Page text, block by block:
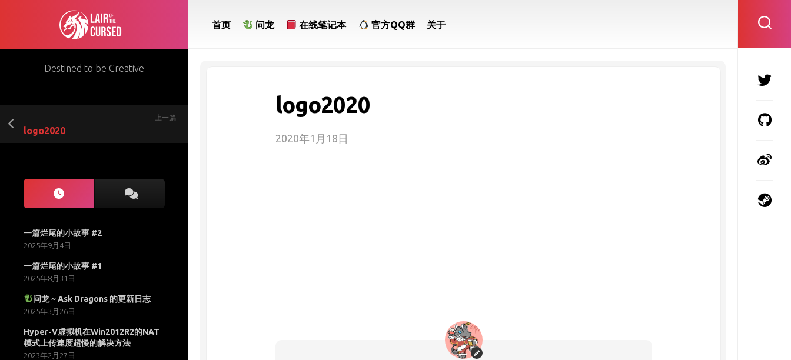
Destined to be Creative
上一篇
logo2020
一篇烂尾的小故事 #2
2025年9月4日
一篇烂尾的小故事 #1
2025年8月31日
问龙 ~ Ask Dragons 的更新日志
2025年3月26日
Hyper-V虚拟机在Win2012R2的NAT
模式上传速度超慢的解决方法
2023年2月27日
首页 问龙 在线笔记本 官方QQ群 关于
logo2020
2020年1月18日